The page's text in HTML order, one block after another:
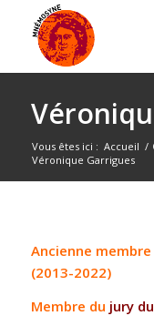
Vous êtes ici : Accueil /
Véronique Garrigues
Ancienne membre
(2013-2022)
Membre du jury